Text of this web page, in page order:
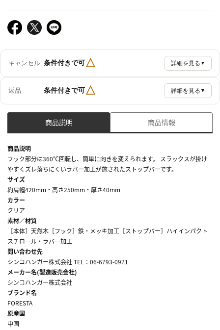
キャンセル 条件付きで可△ 詳細を見る ▼
返品 条件付きで可△ 詳細を見る ▼
商品説明 商品情報
商品説明
フック部分は360℃回転し、簡単に向きを変えられます。 スラックスが掛け
やすくズレ落ちにくいラバー加工が施されたストップバーです。
サイズ
約肩幅420mm・高さ250mm・厚さ40mm
カラー
クリア
素材／材質
［本体］天然木［フック］鉄・メッキ加工［ストップバー］ハイインパクト
スチロール・ラバー加工
問い合わせ先
シンコハンガー株式会社 TEL：06-6793-0971
メーカー名(製造販売会社)
シンコハンガー株式会社
ブランド名
FORESTA
原産国
中国